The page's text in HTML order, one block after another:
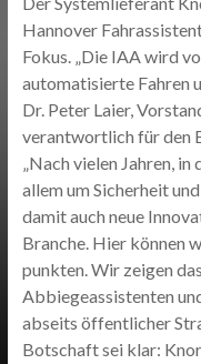
Hannover
Fokus. „Die IAA wird
automatisierte Fahren
Dr. Peter Laier,
verantwortlich für den
„Nach vielen Jahren,
allem um Sicherheit
damit auch neue
Branche. Hier können
punkten. Wir zeigen
Abbiegeassistenten
abseits öffentlicher
Botschaft sei klar: